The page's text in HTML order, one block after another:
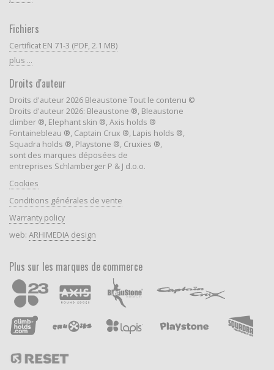
Fichiers
Certificat EN 71-3 (PDF, 2.1 MB)
plus ...
Droits d'auteur
Droits d'auteur 2026 Bleaustone Tout le contenu ©
Droits d'auteur 2026: Bleaustone ®, Bleaustone
climber ®, Elephant skin ®, Axis holds ®
Fontainebleau ®, Captain Crux ®, Lapis holds ®,
Squadra holds ®, Playstone ®, Cruxies ®,
sont des marques déposées de
entreprises Schlamberger P & J d.o.o.
Cookies
Conditions générales de vente
Warranty policy
web: ARHIMEDIA design
Plus sur les marques de commerce